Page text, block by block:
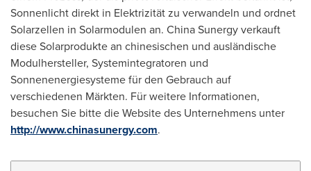
Sonnenlicht direkt in Elektrizität zu verwandeln und ordnet
Solarzellen in Solarmodulen an. China Sunergy verkauft
diese Solarprodukte an chinesischen und ausländische
Modulhersteller, Systemintegratoren und
Sonnenenergiesysteme für den Gebrauch auf
verschiedenen Märkten. Für weitere Informationen,
besuchen Sie bitte die Website des Unternehmens unter
http://www.chinasunergy.com.